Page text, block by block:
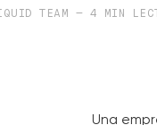
TEAM — 4 MIN
Una